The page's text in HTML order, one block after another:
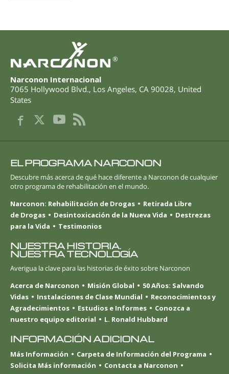
®
Narconon Internacional
7065 Hollywood Blvd., Los Angeles, CA 90028, United
States
EL PROGRAMA NARCONON
Descubre más acerca de qué hace diferente a Narconon de cualquier
otro programa de rehabilitación en el mundo.
Narconon: Rehabilitación de Drogas
Retirada Libre
de Drogas
Desintoxicación de la Nueva Vida
Destrezas
para la Vida
Testimonios
NUESTRA HISTORIA.
NUESTRA TECNOLOGÍA
Averigua la clave para las historias de éxito sobre Narconon
Acerca de Narconon
Misión Global
50 Años: Salvando
Vidas
Instalaciones de Clase Mundial
Reconocimientos y
Agradecimientos
Estudios e Informes
Conozca a
nuestro equipo editorial
L. Ronald Hubbard
INFORMACIÓN ADICIONAL
Más Información
Carpeta de Información del Programa
Solicita Más información
Contacta a Narconon